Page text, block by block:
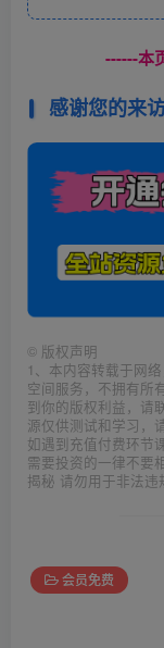
------本
感谢您的来
© 版权声明
1、本内容转载于网
空间服务，不拥有所
到你的版权利益，请
源仅供测试和学习，
如遇到充值付费环节
需要投资的一律不要
揭秘 请勿用于非法
会员免费